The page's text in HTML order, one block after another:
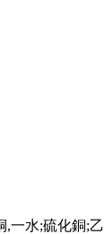
,一水;硫化銅;